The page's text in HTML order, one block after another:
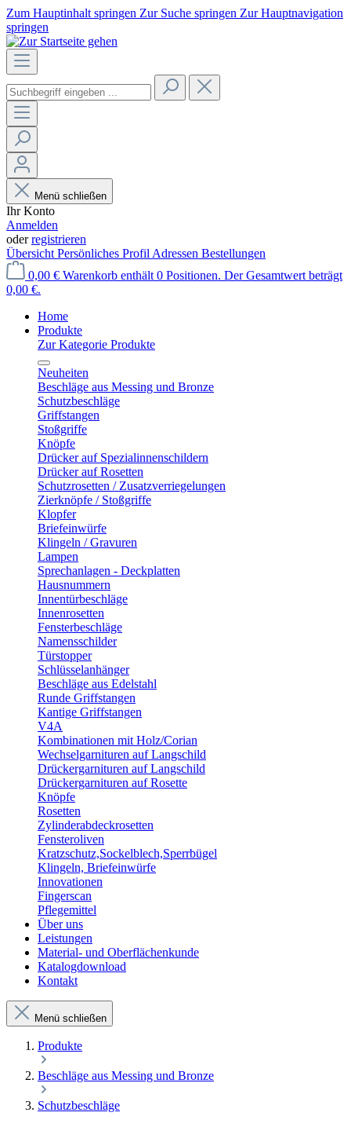
Zum Hauptinhalt springen Zur Suche springen Zur Hauptnavigation
springen
Menü schließen
Ihr Konto
Anmelden
oderregistrieren
Übersicht Persönliches Profil Adressen Bestellungen
0,00 € Warenkorb enthält 0 Positionen. Der Gesamtwert beträgt
0,00 €.
Home
Produkte
Zur Kategorie Produkte
Neuheiten
Beschläge aus Messing und Bronze
Schutzbeschläge
Griffstangen
Stoßgriffe
Knöpfe
Drücker auf Spezialinnenschildern
Drücker auf Rosetten
Schutzrosetten / Zusatzverriegelungen
Zierknöpfe / Stoßgriffe
Klopfer
Briefeinwürfe
Klingeln / Gravuren
Lampen
Sprechanlagen - Deckplatten
Hausnummern
Innentürbeschläge
Innenrosetten
Fensterbeschläge
Namensschilder
Türstopper
Schlüsselanhänger
Beschläge aus Edelstahl
Runde Griffstangen
Kantige Griffstangen
V4A
Kombinationen mit Holz/Corian
Wechselgarnituren auf Langschild
Drückergarnituren auf Langschild
Drückergarnituren auf Rosette
Knöpfe
Rosetten
Zylinderabdeckrosetten
Fensteroliven
Kratzschutz,Sockelblech,Sperrbügel
Klingeln, Briefeinwürfe
Innovationen
Fingerscan
Pflegemittel
Über uns
Leistungen
Material- und Oberflächenkunde
Katalogdownload
Kontakt
Menü schließen
Produkte
Beschläge aus Messing und Bronze
Schutzbeschläge